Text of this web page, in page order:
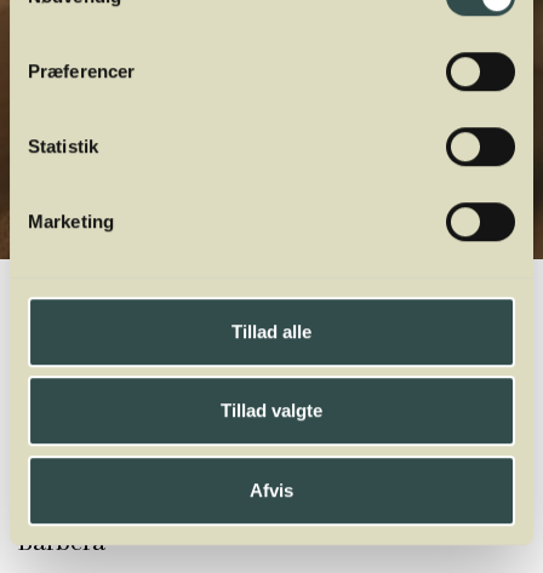
Præferencer
Statistik
Marketing
Tillad alle
Tillad valgte
Afvis
A B C D E F G H I J K L M N O P Q R S T U V W X
Rabigato Raboso Refosco Regent Ribolla Gialla
Riesling
Roditis
Rondinella Rondo Rossignola Roter Veltliner
Rotgipfler
Ruen
Barbera